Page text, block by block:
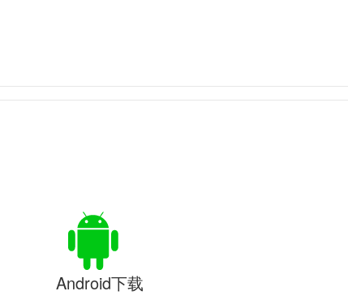
Android下载